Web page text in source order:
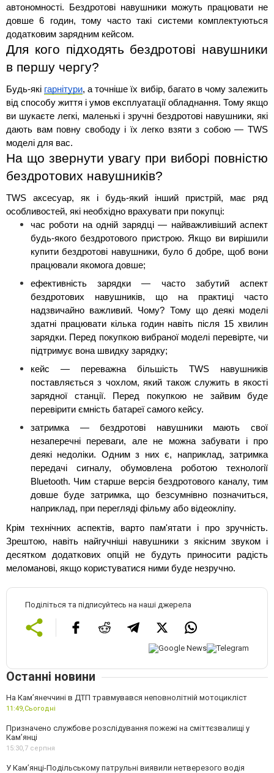
автономності. Бездротові навушники можуть працювати не
довше 6 годин, тому часто такі системи комплектуються
додатковим зарядним кейсом.
Для кого підходять бездротові навушники
в першу чергу?
Будь-які гарнітури, а точніше їх вибір, багато в чому залежить
від способу життя і умов експлуатації обладнання. Тому якщо
ви шукаєте легкі, маленькі і зручні бездротові навушники, які
дають вам повну свободу і їх легко взяти з собою — TWS
моделі для вас.
На що звернути увагу при виборі повністю
бездротових навушників?
TWS аксесуар, як і будь-який інший пристрій, має ряд
особливостей, які необхідно врахувати при покупці:
час роботи на одній зарядці — найважливіший аспект
будь-якого бездротового пристрою. Якщо ви вирішили
купити бездротові навушники, було б добре, щоб вони
працювали якомога довше;
ефективність зарядки — часто забутий аспект
бездротових навушників, що на практиці часто
надзвичайно важливий. Чому? Тому що деякі моделі
здатні працювати кілька годин навіть після 15 хвилин
зарядки. Перед покупкою вибраної моделі перевірте, чи
підтримує вона швидку зарядку;
кейс — переважна більшість TWS навушників
поставляється з чохлом, який також служить в якості
зарядної станції. Перед покупкою не зайвим буде
перевірити ємність батареї самого кейсу.
затримка — бездротові навушники мають свої
незаперечні переваги, але не можна забувати і про
деякі недоліки. Одним з них є, наприклад, затримка
передачі сигналу, обумовлена роботою технології
Bluetooth. Чим старше версія бездротового каналу, тим
довше буде затримка, що безсумнівно позначиться,
наприклад, при перегляді фільму або відеокліпу.
Крім технічних аспектів, варто пам'ятати і про зручність.
Зрештою, навіть найгучніші навушники з якісним звуком і
десятком додаткових опцій не будуть приносити радість
меломанові, якщо користуватися ними буде незручно.
Поділіться та підписуйтесь на наші джерела
Останні новини
На Кам’янеччині в ДТП травмувався неповнолітній мотоцикліст
11:49,Сьогодні
Призначено службове розслідування пожежі на сміттєзвалищі у
Кам’янці
15:30,7 серпня
У Кам’янці-Подільському патрульні виявили нетверезого водія